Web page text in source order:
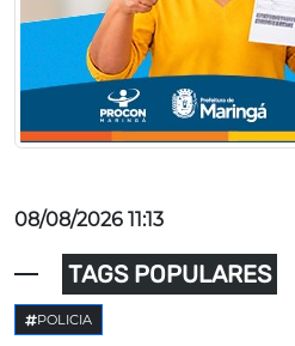
08/08/2026 11:13
TAGS POPULARES
POLICIA